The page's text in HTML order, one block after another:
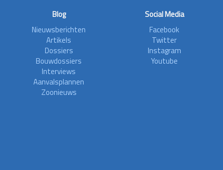
Blog
Nieuwsberichten
Artikels
Dossiers
Bouwdossiers
Interviews
Aanvalsplannen
Zoonieuws
Social Media
Facebook
Twitter
Instagram
Youtube